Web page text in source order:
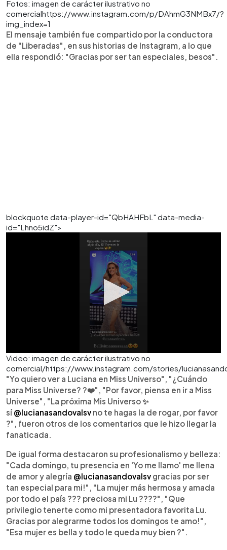
Fotos: imagen de carácter ilustrativo no
comercialhttps://www.instagram.com/p/DAhmG3NMBx7/?
img_index=1
El mensaje también fue compartido por la conductora
de "Liberadas", en sus historias de Instagram, a lo que
ella respondió: "Gracias por ser tan especiales, besos".
blockquote data-player-id="QbHAHFbL" data-media-
id="Lhno5idZ">
Video: imagen de carácter ilustrativo no
comercial/https://www.instagram.com/stories/
"Yo quiero ver a Luciana en Miss Universo", "¿Cuándo
para Miss Universe? ?❤️", "Por favor, piensa en ir a Miss
Universe", "La próxima Mis Universo ✨️
sí@lucianasandovalsv no te hagas la de rogar, por favor
?", fueron otros de los comentarios que le hizo llegar la
fanaticada.
De igual forma destacaron su profesionalismo y belleza:
"Cada domingo, tu presencia en 'Yo me llamo' me llena
de amor y alegría @lucianasandovalsv gracias por ser
tan especial para mi!", "La mujer más hermosa y amada
por todo el país ??? preciosa mi Lu ????", "Que
privilegio tenerte como mi presentadora favorita Lu.
Gracias por alegrarme todos los domingos te amo!",
"Esa mujer es bella y todo le queda muy bien ?".